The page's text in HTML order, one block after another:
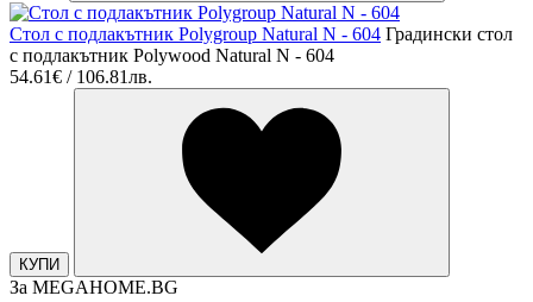
Стол с подлакътник Polygroup Natural N - 604 Градински стол
с подлакътник Polywood Natural N - 604
54.61€ / 106.81лв.
КУПИ
За MEGAHOME.BG